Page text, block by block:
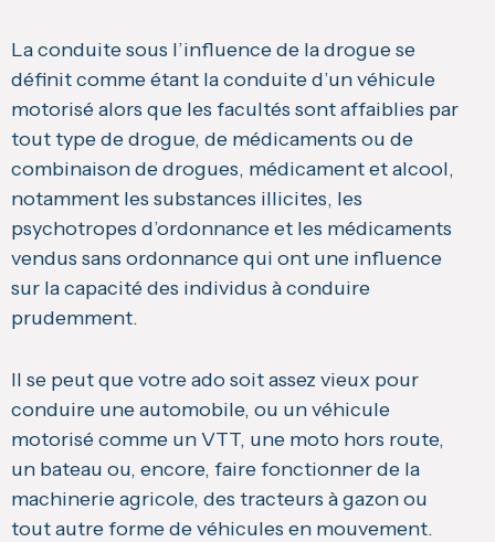
La conduite sous l’influence de la drogue se
définit comme étant la conduite d’un véhicule
motorisé alors que les facultés sont affaiblies par
tout type de drogue, de médicaments ou de
combinaison de drogues, médicament et alcool,
notamment les substances illicites, les
psychotropes d’ordonnance et les médicaments
vendus sans ordonnance qui ont une influence
sur la capacité des individus à conduire
prudemment.
Il se peut que votre ado soit assez vieux pour
conduire une automobile, ou un véhicule
motorisé comme un VTT, une moto hors route,
un bateau ou, encore, faire fonctionner de la
machinerie agricole, des tracteurs à gazon ou
tout autre forme de véhicules en mouvement.